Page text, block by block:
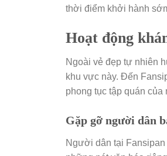
thời điểm khởi hành
Hoạt động
Ngoài vẻ đẹp tự nhiên
khu vực này. Đến
phong tục tập quán
Gặp gỡ người dân
Người dân tại